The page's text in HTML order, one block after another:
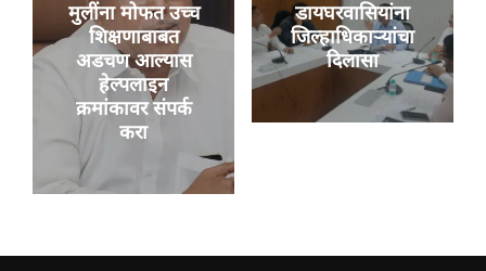
मुलींना मोफत उच्च
शिक्षणाबाबत
अडचण आल्यास
हेल्पलाइन
क्रमांकावर संपर्क
करा
डायघरवासियांना
जिल्हाधिकाऱ्यांचा
दिलासा